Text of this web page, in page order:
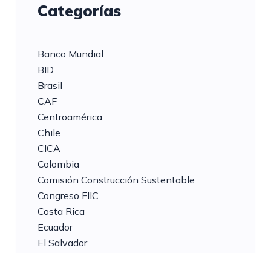
Categorías
Banco Mundial
BID
Brasil
CAF
Centroamérica
Chile
CICA
Colombia
Comisión Construcción Sustentable
Congreso FIIC
Costa Rica
Ecuador
El Salvador